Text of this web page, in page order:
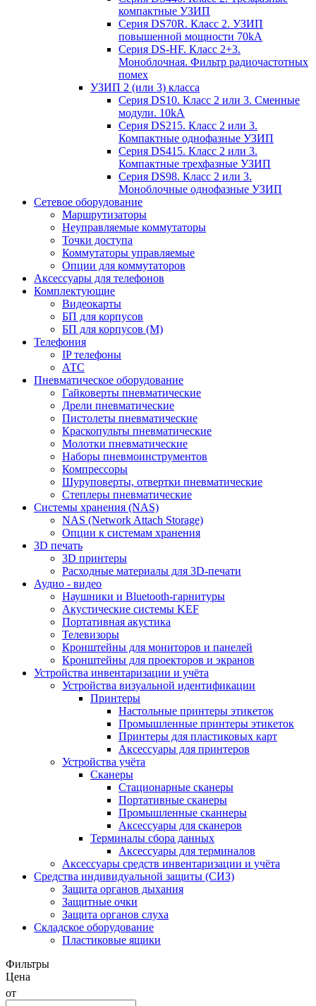
компактные УЗИП
Серия DS70R. Класс 2. УЗИП
повышенной мощности 70kA
Серия DS-HF. Класс 2+3.
Моноблочная. Фильтр радиочастотных
помех
УЗИП 2 (или 3) класса
Серия DS10. Класс 2 или 3. Сменные
модули. 10kA
Серия DS215. Класс 2 или 3.
Компактные однофазные УЗИП
Серия DS415. Класс 2 или 3.
Компактные трехфазные УЗИП
Серия DS98. Класс 2 или 3.
Моноблочные однофазные УЗИП
Сетевое оборудование
Маршрутизаторы
Неуправляемые коммутаторы
Точки доступа
Коммутаторы управляемые
Опции для коммутаторов
Аксессуары для телефонов
Комплектующие
Видеокарты
БП для корпусов
БП для корпусов (М)
Телефония
IP телефоны
АТС
Пневматическое оборудование
Гайковерты пневматические
Дрели пневматические
Пистолеты пневматические
Краскопульты пневматические
Молотки пневматические
Наборы пневмоинструментов
Компрессоры
Шуруповерты, отвертки пневматические
Степлеры пневматические
Cистемы хранения (NAS)
NAS (Network Attach Storage)
Опции к системам хранения
3D печать
3D принтеры
Расходные материалы для 3D-печати
Аудио - видео
Наушники и Bluetooth-гарнитуры
Акустические системы KEF
Портативная акустика
Телевизоры
Кронштейны для мониторов и панелей
Кронштейны для проекторов и экранов
Устройства инвентаризации и учёта
Устройства визуальной идентификации
Принтеры
Настольные принтеры этикеток
Промышленные принтеры этикеток
Принтеры для пластиковых карт
Аксессуары для принтеров
Устройства учёта
Сканеры
Стационарные сканеры
Портативные сканеры
Промышленные сканнеры
Аксессуары для сканеров
Терминалы сбора данных
Аксессуары для терминалов
Аксессуары средств инвентаризации и учёта
Средства индивидуальной защиты (СИЗ)
Защита органов дыхания
Защитные очки
Защита органов слуха
Складское оборудование
Пластиковые ящики
Фильтры
Цена
от